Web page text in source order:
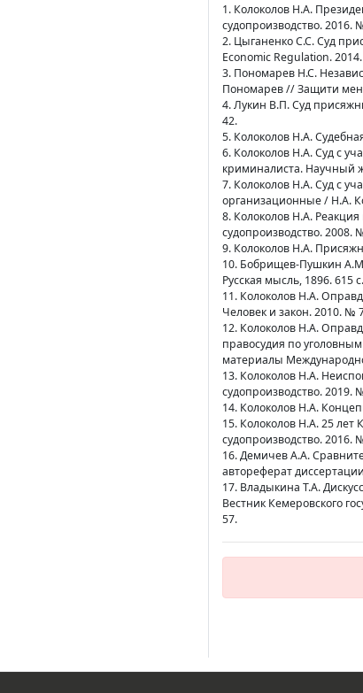
1. Колоколов Н.А.
судопроизводство. 2016.
2. Цыганенко С.С. Суд
Economic Regulation.
3. Пономарев Н.С.
Пономарев // Защити
4. Лукин В.П. Суд
42.
5. Колоколов Н.А.
6. Колоколов Н.А. Суд с
криминалиста. Научный
7. Колоколов Н.А. Суд с
организационные / Н.А.
8. Колоколов Н.А.
судопроизводство. 2008.
9. Колоколов Н.А.
10. Бобрищев-Пушкин
Русская мысль, 1896. 615 с.
11. Колоколов Н.А.
Человек и закон. 2010. №
12. Колоколов Н.А.
правосудия по
материалы
13. Колоколов Н.А.
судопроизводство. 2019.
14. Колоколов Н.А.
15. Колоколов Н.А. 25
судопроизводство. 2016.
16. Демичев А.А.
автореферат
17. Владыкина Т.А.
Вестник Кемеровского
57.